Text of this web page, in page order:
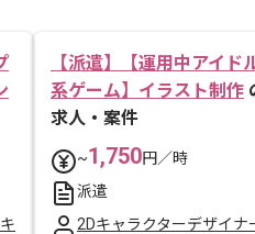
【派遣】【運用中アイド
系ゲーム】イラスト制作
求人・案件
~1,750円／時
派遣
2Dキャラクターデザイナ